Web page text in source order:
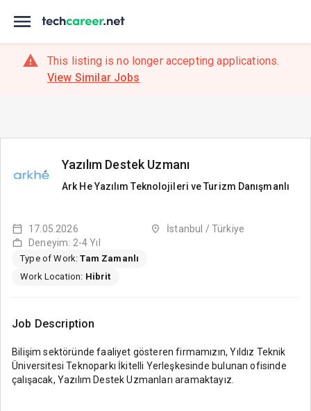
This listing is no longer accepting applications.
View Similar Jobs
Yazılım Destek Uzmanı
Ark He Yazılım Teknolojileri ve Turizm Danışmanlı
17.05.2026
İstanbul / Türkiye
Deneyim: 2-4 Yıl
Type of Work:Tam Zamanlı
Work Location: Hibrit
Job Description
Bilişim sektöründe faaliyet gösteren firmamızın, Yıldız Teknik
Üniversitesi Teknoparkı İkitelli Yerleşkesinde bulunan ofisinde
çalışacak, Yazılım Destek Uzmanları aramaktayız.